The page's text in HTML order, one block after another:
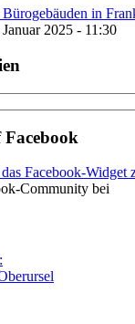
in
2025 - 11:30
Facebook
Facebook-Widget
Community bei